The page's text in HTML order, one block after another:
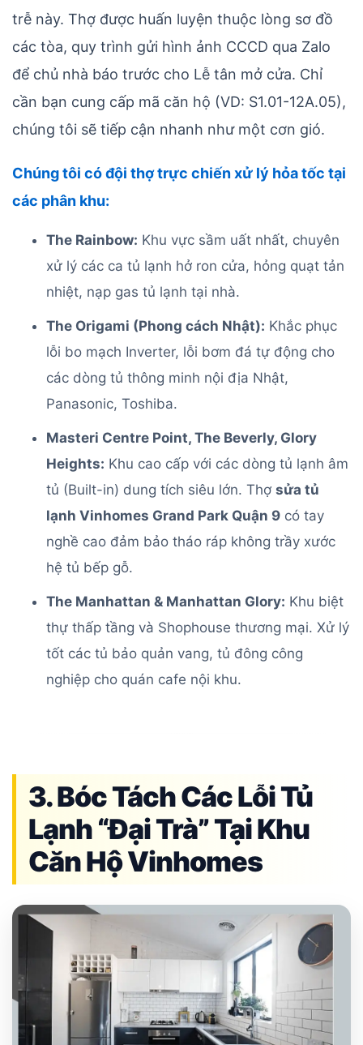
trễ này. Thợ được huấn luyện thuộc lòng sơ đồ
các tòa, quy trình gửi hình ảnh CCCD qua Zalo
để chủ nhà báo trước cho Lễ tân mở cửa. Chỉ
cần bạn cung cấp mã căn hộ (VD: S1.01-12A.05),
chúng tôi sẽ tiếp cận nhanh như một cơn gió.
Chúng tôi có đội thợ trực chiến xử lý hỏa tốc tại
các phân khu:
The Rainbow: Khu vực sầm uất nhất, chuyên
xử lý các ca tủ lạnh hở ron cửa, hỏng quạt tản
nhiệt, nạp gas tủ lạnh tại nhà.
The Origami (Phong cách Nhật): Khắc phục
lỗi bo mạch Inverter, lỗi bơm đá tự động cho
các dòng tủ thông minh nội địa Nhật,
Panasonic, Toshiba.
Masteri Centre Point, The Beverly, Glory
Heights: Khu cao cấp với các dòng tủ lạnh âm
tủ (Built-in) dung tích siêu lớn. Thợsửa tủ
lạnh Vinhomes Grand Park Quận 9 có tay
nghề cao đảm bảo tháo ráp không trầy xước
hệ tủ bếp gỗ.
The Manhattan & Manhattan Glory: Khu biệt
thự thấp tầng và Shophouse thương mại. Xử lý
tốt các tủ bảo quản vang, tủ đông công
nghiệp cho quán cafe nội khu.
3. Bóc Tách Các Lỗi Tủ
Lạnh “Đại Trà” Tại Khu
Căn Hộ Vinhomes